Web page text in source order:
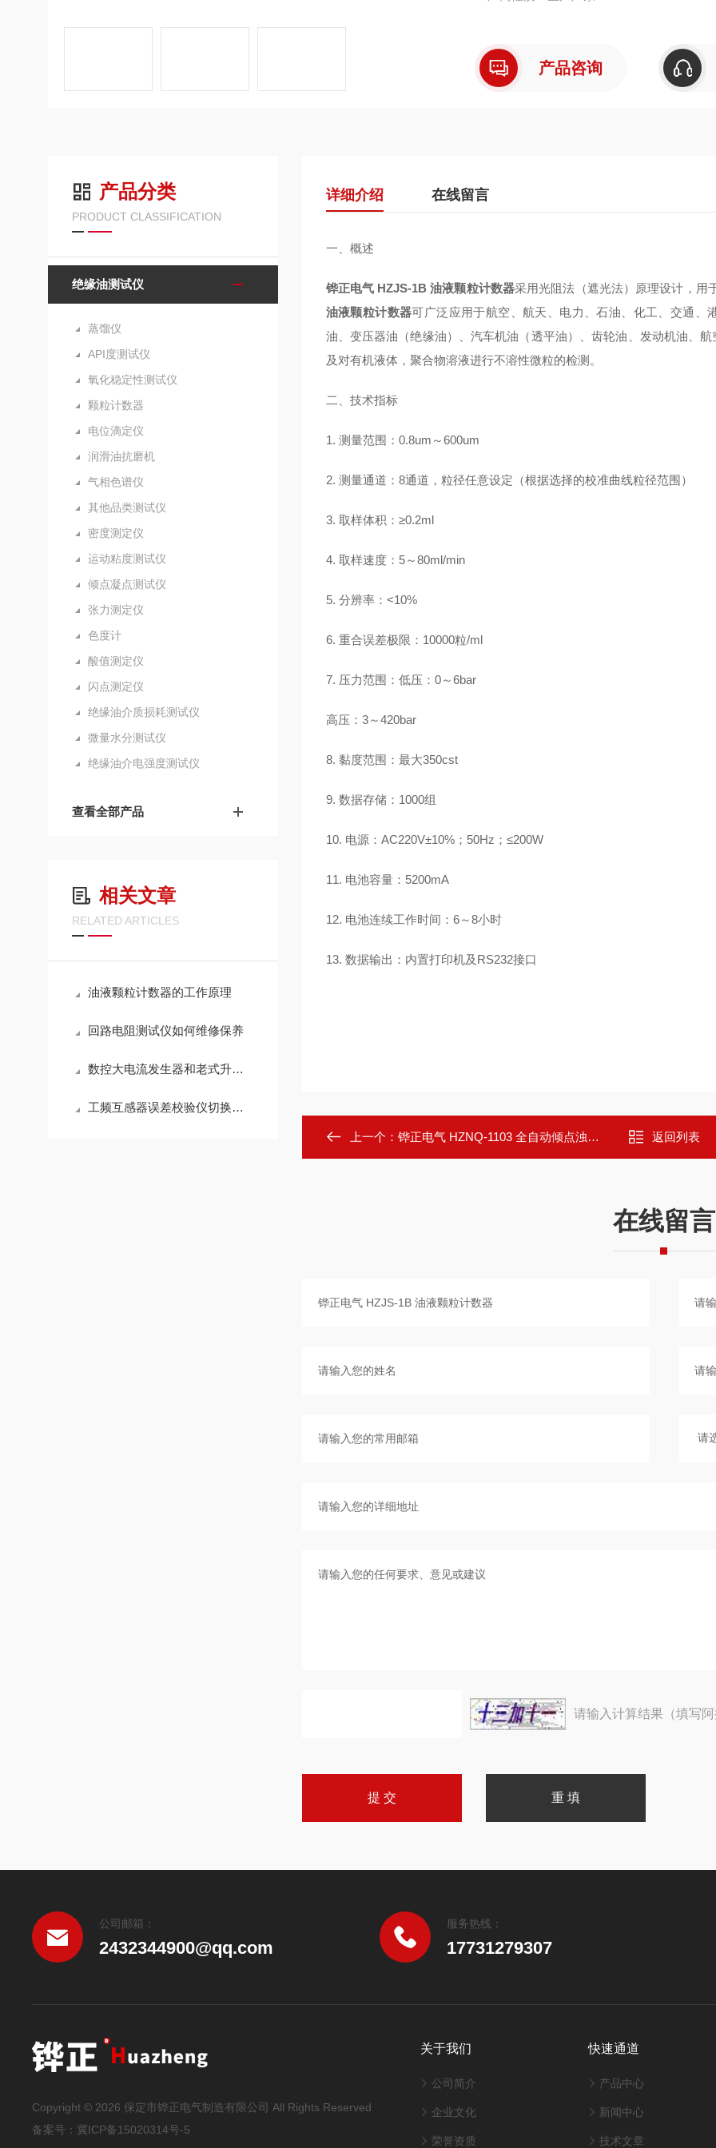
产品咨询
产品分类
PRODUCT CLASSIFICATION
绝缘油测试仪
蒸馏仪
API度测试仪
氧化稳定性测试仪
颗粒计数器
电位滴定仪
润滑油抗磨机
气相色谱仪
其他品类测试仪
密度测定仪
运动粘度测试仪
倾点凝点测试仪
张力测定仪
色度计
酸值测定仪
闪点测定仪
绝缘油介质损耗测试仪
微量水分测试仪
绝缘油介电强度测试仪
查看全部产品
相关文章
RELATED ARTICLES
油液颗粒计数器的工作原理
回路电阻测试仪如何维修保养
数控大电流发生器和老式升流器，到底有哪些不同？
工频互感器误差校验仪切换电路结构优化
详细介绍 在线留言
一、概述
铧正电气 HZJS-1B 油液颗粒计数器采用光阻法（遮光法）原理设计，用
油液颗粒计数器可广泛应用于航空、航天、电力、石油、化工、交通
油、变压器油（绝缘油）、汽车机油（透平油）、齿轮油、发动机油、
及对有机液体，聚合物溶液进行不溶性微粒的检测。
二、技术指标
1. 测量范围：0.8um～600um
2. 测量通道：8通道，粒径任意设定（根据选择的校准曲线粒径范围）
3. 取样体积：≥0.2ml
4. 取样速度：5～80ml/min
5. 分辨率：<10%
6. 重合误差极限：10000粒/ml
7. 压力范围：低压：0～6bar
高压：3～420bar
8. 黏度范围： 最大350cst
9. 数据存储：1000组
10. 电源：AC220V±10%；50Hz；≤200W
11. 电池容量：5200mA
12. 电池连续工作时间：6～8小时
13. 数据输出：内置打印机及RS232接口
上一个： 铧正电气 HZNQ-1103 全自动倾点浊点测试仪 返回列表
在线留言
请输入计算结果（填写
公司邮箱：
2432344900@qq.com
服务热线：
17731279307
Copyright © 2026 保定市铧正电气制造有限公司 All Rights Reserved
备案号： 冀ICP备15020314号-5
关于我们
公司简介
企业文化
荣誉资质
快速通道
产品中心
新闻中心
技术文章